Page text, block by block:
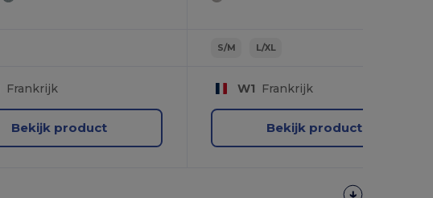
Frankrijk
Bekijk product
S/M L/XL
W1 Frankrijk
Bekijk product